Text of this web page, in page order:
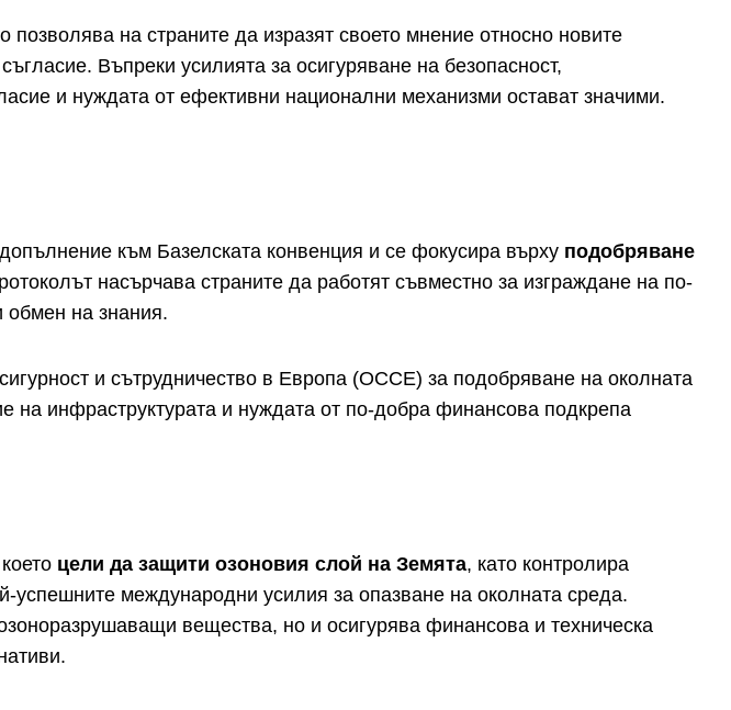
на страните да изразят своето мнение относно новите
Въпреки усилията за осигуряване на безопасност,
и нуждата от ефективни национални механизми остават значими.
към Базелската конвенция и се фокусира върху подобряване
насърчава страните да работят съвместно за изграждане на по-
обмен на знания.
и сътрудничество в Европа (ОССЕ) за подобряване на околната
на инфраструктурата и нуждата от по-добра финансова подкрепа
цели да защити озоновия слой на Земята, като контролира
успешните международни усилия за опазване на околната среда.
вещества, но и осигурява финансова и техническа